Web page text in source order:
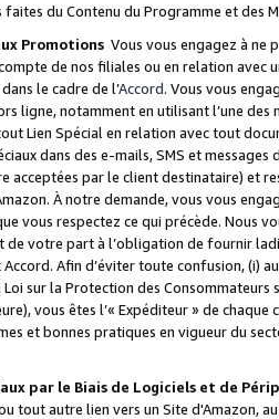
du Contenu du Programme et des
Promotions Vous vous engagez à ne
de nos filiales ou en relation avec
le cadre de l’Accord. Vous vous
ligne, notamment en utilisant l’une
Lien Spécial en relation avec tout
dans des e-mails, SMS et
acceptées par le client destinataire) et
À notre demande, vous vous
vous respectez ce qui précède. Nous
de votre part à l’obligation de fournir
Afin d’éviter toute confusion, (i)
sur la Protection des
vous êtes l’« Expéditeur » de
et bonnes pratiques en vigueur du
par le Biais de Logiciels et de
tout autre lien vers un Site d'Amazon,